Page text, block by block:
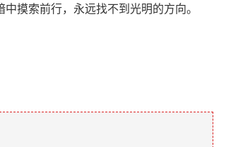
摸索前行，永远找不到光明的方向。